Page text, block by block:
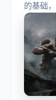
的基础